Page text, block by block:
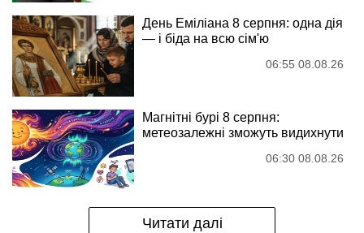
День Еміліана 8 серпня: одна дія
— і біда на всю сім'ю
06:55 08.08.26
Магнітні бурі 8 серпня:
метеозалежні зможуть видихнути
06:30 08.08.26
Читати далі